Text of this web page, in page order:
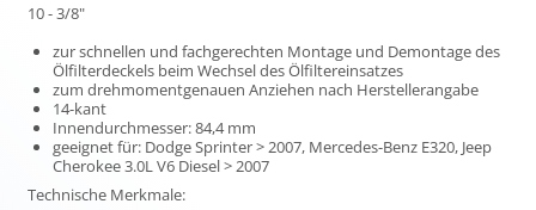
10 - 3/8"
zur schnellen und fachgerechten Montage und Demontage des
Ölfilterdeckels beim Wechsel des Ölfiltereinsatzes
zum drehmomentgenauen Anziehen nach Herstellerangabe
14-kant
Innendurchmesser: 84,4 mm
geeignet für: Dodge Sprinter > 2007, Mercedes-Benz E320, Jeep
Cherokee 3.0L V6 Diesel > 2007
Technische Merkmale: